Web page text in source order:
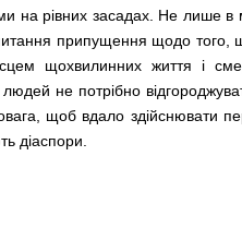
на рівних засадах. Не
питання припущення щодо
щохвилинних життя і
не потрібно
щоб вдало здійснювати
діаспори.